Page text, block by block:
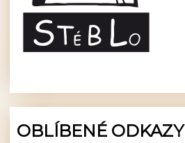
OBLÍBENÉ ODKAZY